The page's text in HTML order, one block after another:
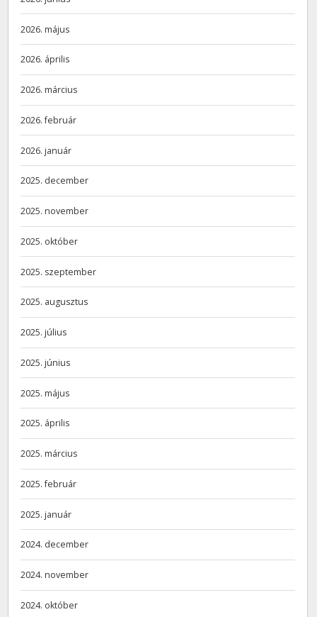
2026. május
2026. április
2026. március
2026. február
2026. január
2025. december
2025. november
2025. október
2025. szeptember
2025. augusztus
2025. július
2025. június
2025. május
2025. április
2025. március
2025. február
2025. január
2024. december
2024. november
2024. október